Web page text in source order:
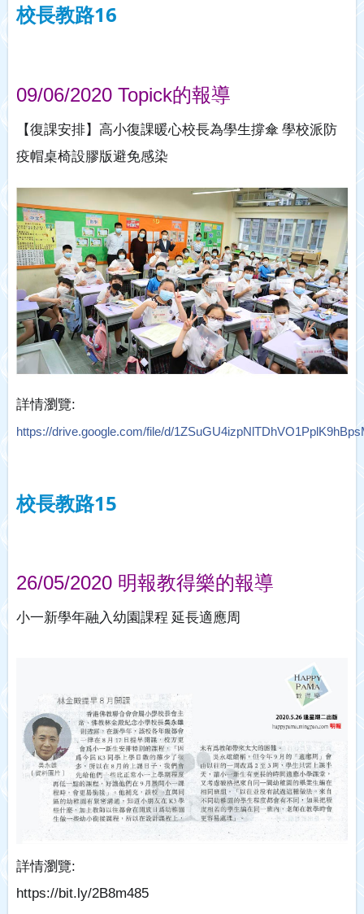
校長教路16
09/06/2020 Topick的報導
【復課安排】高小復課暖心校長為學生撐傘 學校派防
疫帽桌椅設膠版避免感染
詳情瀏覽:
https://drive.google.com/file/d/
校長教路15
26/05/2020 明報教得樂的報導
小一新學年融入幼園課程 延長適應周
詳情瀏覽:
https://bit.ly/2B8m485